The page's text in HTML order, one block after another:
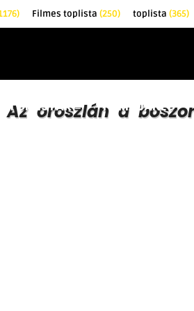
Filmes toplista (250) toplista (365)
TOPLISTÁK FILMAJÁNLÓ
oroszlán a